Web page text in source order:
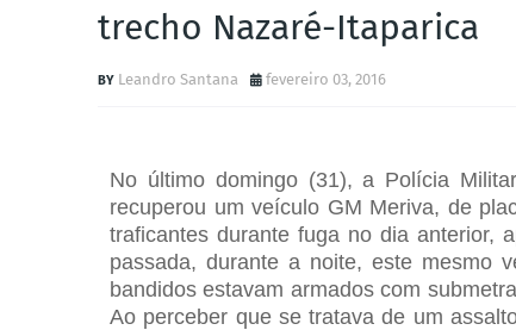
trecho Nazaré-Itaparica
Leandro Santana fevereiro 03, 2016
No último domingo (31), a Polícia
recuperou um veículo GM Meriva, de
traficantes durante fuga no dia anterior,
passada, durante a noite, este mesmo
bandidos estavam armados com
Ao perceber que se tratava de um